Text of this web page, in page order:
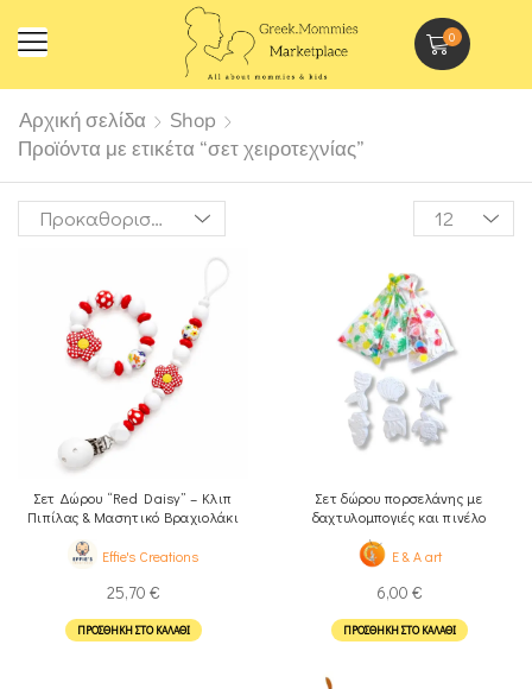
0
Αρχική σελίδα
Shop
Προϊόντα με ετικέτα “σετ χειροτεχνίας”
Σετ Δώρου “Red Daisy” – Κλιπ
Πιπίλας & Μασητικό Βραχιολάκι
Effie's Creations
25,70 €
ΠΡΟΣΘΉΚΗ ΣΤΟ ΚΑΛΆΘΙ
Σετ δώρου πορσελάνης με
δαχτυλομπογιές και πινέλο
E & A art
6,00 €
ΠΡΟΣΘΉΚΗ ΣΤΟ ΚΑΛΆΘΙ